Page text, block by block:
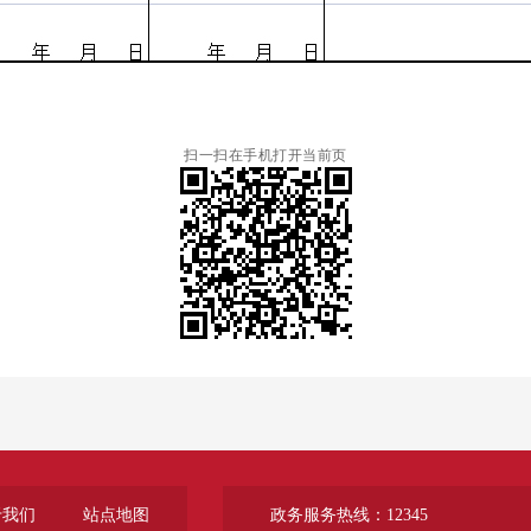
扫一扫在手机打开当前页
们 站点地图 政务服务热线：12345